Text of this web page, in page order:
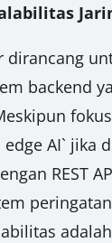
dirancang
backend
AI` jika
REST